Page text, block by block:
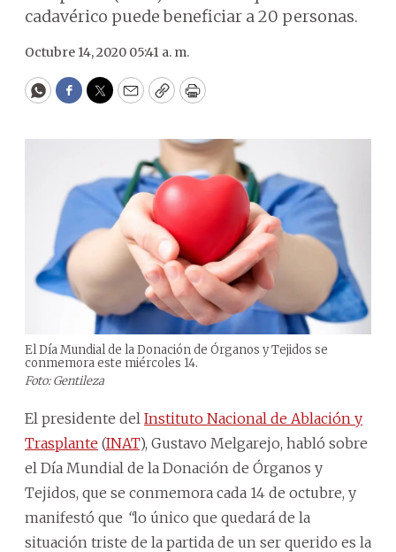
cadavérico puede beneficiar a 20 personas.
Octubre 14, 2020 05:41 a. m.
WhatsApp
Facebook
Twitter
EmailCopyPrint
El Día Mundial de la Donación de Órganos y Tejidos se
conmemora este miércoles 14.
Foto: Gentileza
El presidente del Instituto Nacional de Ablación y
Trasplante (INAT), Gustavo Melgarejo, habló sobre
el Día Mundial de la Donación de Órganos y
Tejidos, que se conmemora cada 14 de octubre, y
manifestó que “lo único que quedará de la
situación triste de la partida de un ser querido es la